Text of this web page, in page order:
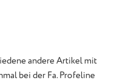
andere Artikel mit
bei der Fa. Profeline